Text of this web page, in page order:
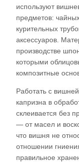
используют
предметов:
курительных
аксессуаров.
производстве
которыми
композитные
Работать с
капризна в
склеивается без
— от масел и
что вишня не
отношении
правильное